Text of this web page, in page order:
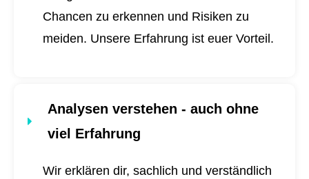
Chancen zu erkennen und Risiken zu
meiden. Unsere Erfahrung ist euer Vorteil.
Analysen verstehen - auch ohne
viel Erfahrung
Wir erklären dir, sachlich und verständlich